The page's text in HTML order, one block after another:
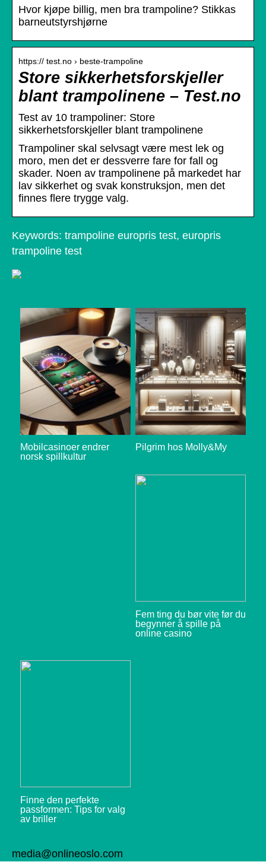
Hvor kjøpe billig, men bra trampoline? Stikkas
barneutstyrshjørne
https:// test.no › beste-trampoline
Store sikkerhetsforskjeller
blant trampolinene – Test.no
Test av 10 trampoliner: Store
sikkerhetsforskjeller blant trampolinene
Trampoliner skal selvsagt være mest lek og
moro, men det er dessverre fare for fall og
skader. Noen av trampolinene på markedet har
lav sikkerhet og svak konstruksjon, men det
finnes flere trygge valg.
Keywords: trampoline europris test, europris
trampoline test
Mobilcasinoer endrer
norsk spillkultur
Pilgrim hos Molly&My
Fem ting du bør vite før du
begynner å spille på
online casino
Finne den perfekte
passformen: Tips for valg
av briller
media@onlineoslo.com